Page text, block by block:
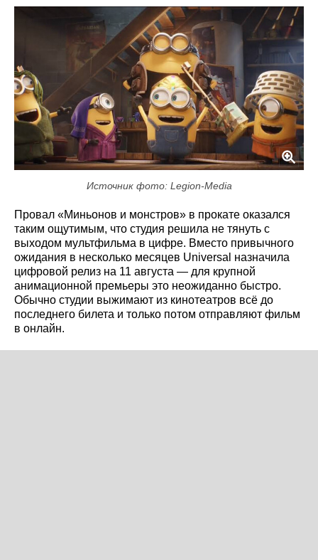
Источник фото: Legion-Media
Провал «Миньонов и монстров» в прокате оказался
таким ощутимым, что студия решила не тянуть с
выходом мультфильма в цифре. Вместо привычного
ожидания в несколько месяцев Universal назначила
цифровой релиз на 11 августа — для крупной
анимационной премьеры это неожиданно быстро.
Обычно студии выжимают из кинотеатров всё до
последнего билета и только потом отправляют фильм
в онлайн.